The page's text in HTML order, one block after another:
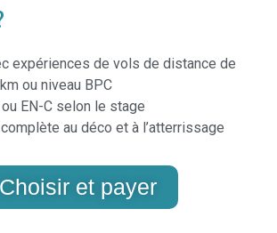
expériences de vols de distance de
ou niveau BPC
EN-C selon le stage
au déco et à l’atterrissage
Choisir et payer